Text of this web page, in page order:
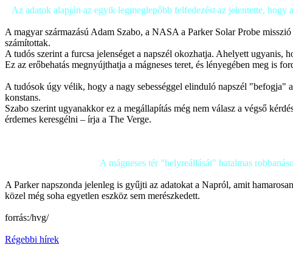
Az adatok alapján az egyik legmeglepőbb felfedezést az jelentette,
A magyar származású Adam Szabo, a NASA a Parker Solar Probe
számítottak.
A tudós szerint a furcsa jelenséget a napszél okozhatja. Ahelyett
Ez az erőbehatás megnyújthatja a mágneses teret, és lényegében meg is
A tudósok úgy vélik, hogy a nagy sebességgel elinduló napszél "befogja"
konstans.
Szabo szerint ugyanakkor ez a megállapítás még nem válasz a végső
érdemes keresgélni – írja a The Verge.
A mágneses tér "helyreállását" hatalmas
A Parker napszonda jelenleg is gyűjti az adatokat a Napról, amit
közel még soha egyetlen eszköz sem merészkedett.
forrás:/hvg/
Régebbi hírek